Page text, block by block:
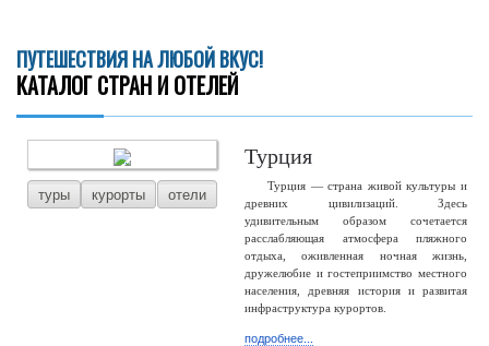
ПУТЕШЕСТВИЯ НА ЛЮБОЙ ВКУС!
КАТАЛОГ СТРАН И ОТЕЛЕЙ
туры курорты отели
Турция
Турция — страна живой культуры и
древних цивилизаций. Здесь
удивительным образом сочетается
расслабляющая атмосфера пляжного
отдыха, оживленная ночная жизнь,
дружелюбие и гостеприимство местного
населения, древняя история и развитая
инфраструктура курортов.
подробнее...